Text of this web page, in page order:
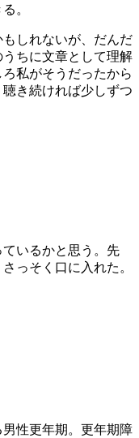
。
しれないが、だんだ
ちに文章として理解
私がそうだったから
き続ければ少しずつ
いるかと思う。先
っそく口に入れた。
性更年期。更年期障